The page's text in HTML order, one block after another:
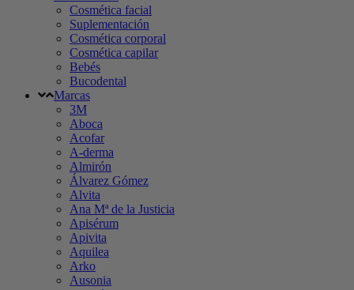
Cosmética facial
Suplementación
Cosmética corporal
Cosmética capilar
Bebés
Bucodental
Marcas
3M
Aboca
Acofar
A-derma
Almirón
Álvarez Gómez
Alvita
Ana Mª de la Justicia
Apisérum
Apivita
Aquilea
Arko
Ausonia